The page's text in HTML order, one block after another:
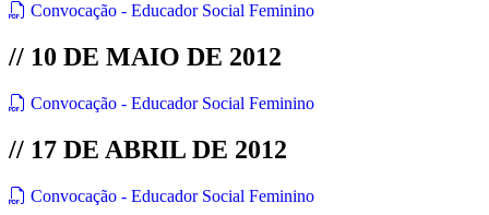
Convocação - Educador Social Feminino
// 10 DE MAIO DE 2012
Convocação - Educador Social Feminino
// 17 DE ABRIL DE 2012
Convocação - Educador Social Feminino